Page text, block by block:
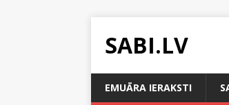
SABI.LV
EMUĀRA IERAKSTI